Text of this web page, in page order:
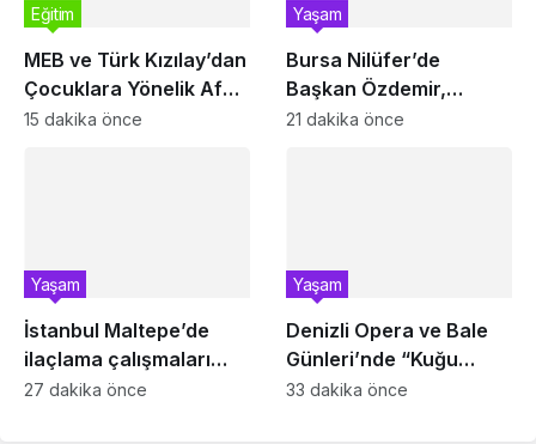
MEB ve Türk Kızılay’dan
Çocuklara Yönelik Afet
Farkındalık Çalıştayı
Eğitim
15 dakika önce
Bursa Nilüfer’de
Başkan Özdemir,
Esentepeliler’i dinledi
Yaşam
21 dakika önce
İstanbul Maltepe’de
ilaçlama çalışmaları
sürüyor
Yaşam
27 dakika önce
Denizli Opera ve Bale
Günleri’nde “Kuğu
Gölü” büyüsü
Yaşam
33 dakika önce